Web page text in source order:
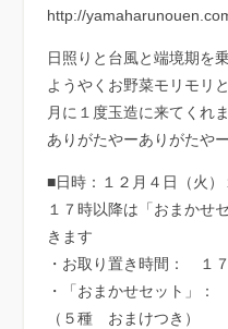
http://
日照りと台風と端境期を
ようやくお野菜モリモリ
月に１度玉造に来てくれま
ありがたやーありがたやー
■日時：１２月４日（火）
１７時以降は「おまか
きます
・お取り置き時間： １
・「おまかせセット」
（５種 おまけつき）